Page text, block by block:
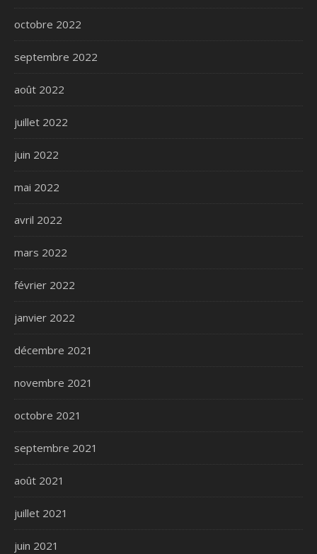
octobre 2022
septembre 2022
août 2022
juillet 2022
juin 2022
mai 2022
avril 2022
mars 2022
février 2022
janvier 2022
décembre 2021
novembre 2021
octobre 2021
septembre 2021
août 2021
juillet 2021
juin 2021